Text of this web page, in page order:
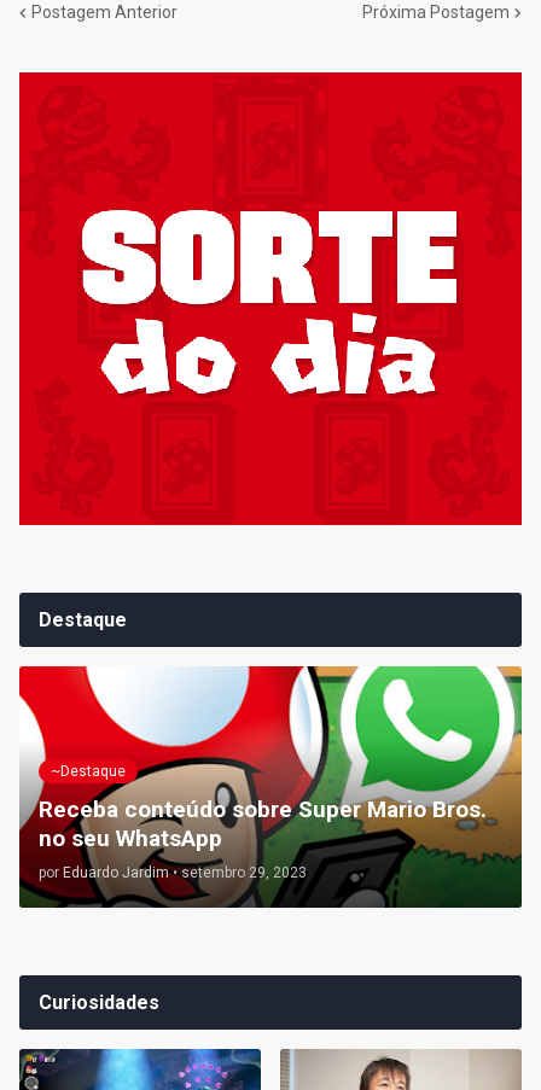
Postagem Anterior Próxima Postagem
Destaque
~Destaque
Receba conteúdo sobre Super Mario Bros.
no seu WhatsApp
por Eduardo Jardim • setembro 29, 2023
Curiosidades